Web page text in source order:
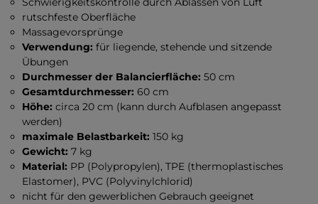
rutschfeste Oberfläche
Massagevorsprünge
Verwendung: für liegende, stehende und sitzende
Übungen
Durchmesser der Balancierfläche: 50 cm
Gesamtdurchmesser:60 cm
Höhe: circa 20 cm (kann durch Aufblasen angepasst
werden)
maximale Belastbarkeit:150 kg
Gewicht:7 kg
Material: PP (Polypropylen), TPE (thermoplastisches
Elastomer), PVC (Polyvinylchlorid)
nicht für den gewerblichen Gebrauch geeignet